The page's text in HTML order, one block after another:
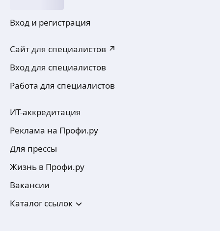
Вход и регистрация
Сайт для специалистов ↗
Вход для специалистов
Работа для специалистов
ИТ-аккредитация
Реклама на Профи.ру
Для прессы
Жизнь в Профи.ру
Вакансии
Каталог ссылок